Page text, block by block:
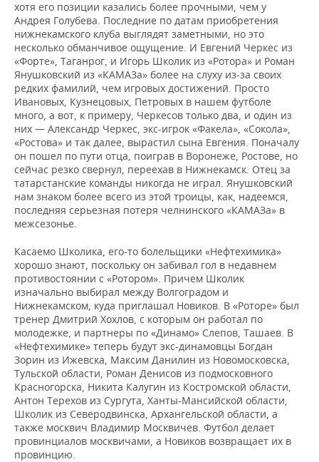
хотя его позиции казались более прочными, чем у
Андрея Голубева. Последние по датам приобретения
нижнекамского клуба выглядят заметными, но это
несколько обманчивое ощущение. И Евгений Черкес из
«Форте», Таганрог, и Игорь Школик из «Ротора» и Роман
Янушковский из «КАМАЗа» более на слуху из-за своих
редких фамилий, чем игровых достижений. Просто
Ивановых, Кузнецовых, Петровых в нашем футболе
много, а вот, к примеру, Черкесов только два, и один из
них — Александр Черкес, экс-игрок «Факела», «Сокола»,
«Ростова» и так далее, вырастил сына Евгения. Поначалу
он пошел по пути отца, поиграв в Воронеже, Ростове, но
сейчас резко свернул, переехав в Нижнекамск. Отец за
татарстанские команды никогда не играл. Янушковский
нам знаком более всего из этой троицы, как, надеемся,
последняя серьезная потеря челнинского «КАМАЗа» в
межсезонье.
Касаемо Школика, его-то болельщики «Нефтехимика»
хорошо знают, поскольку он забивал гол в недавнем
противостоянии с «Ротором». Причем Школик
изначально выбирал между Волгоградом и
Нижнекамском, куда приглашал Новиков. В «Роторе» был
тренер Дмитрий Хохлов, с которым он работал по
молодежке, и партнеры по «Динамо» Слепов, Ташаев. В
«Нефтехимике» теперь будут экс-динамовцы Богдан
Зорин из Ижевска, Максим Данилин из Новомосковска,
Тульской области, Роман Денисов из подмосковного
Красногорска, Никита Калугин из Костромской области,
Антон Терехов из Сургута, Ханты-Мансийской области,
Школик из Северодвинска, Архангельской области, а
также москвич Владимир Москвичев. Футбол делает
провинциалов москвичами, а Новиков возвращает их в
провинцию.